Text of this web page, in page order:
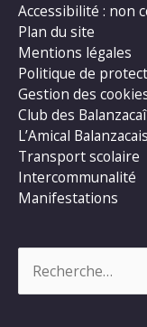
Accessibilité : non
Plan du site
Mentions légales
Politique de
Gestion des
Club des
L’Amical Balanzacais
Transport scolaire
Intercommunalité
Manifestations